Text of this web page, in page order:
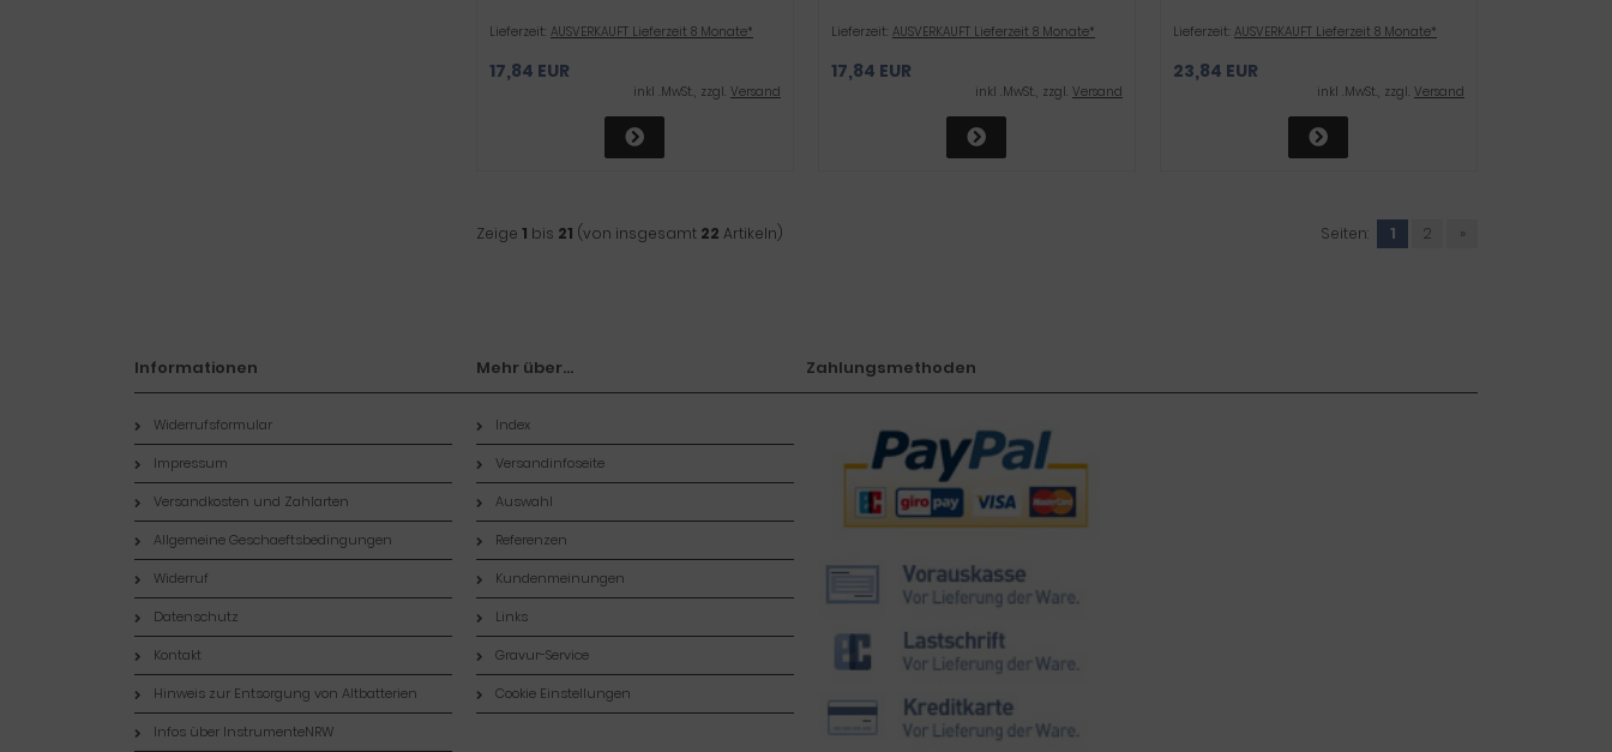
Lieferzeit: AUSVERKAUFT Lieferzeit 8 Monate*
17,84 EUR
inkl .MwSt., zzgl. Versand
Lieferzeit: AUSVERKAUFT Lieferzeit 8 Monate*
17,84 EUR
inkl .MwSt., zzgl. Versand
Lieferzeit: AUSVERKAUFT Lieferzeit 8 Monate*
23,84 EUR
inkl .MwSt., zzgl. Versand
Zeige 1 bis 21 (von insgesamt 22 Artikeln) Seiten: 1 2 »
Informationen
Widerrufsformular
Impressum
Versandkosten und Zahlarten
Allgemeine Geschaeftsbedingungen
Widerruf
Datenschutz
Kontakt
Hinweis zur Entsorgung von Altbatterien
Infos über InstrumenteNRW
Mehr über...
Index
Versandinfoseite
Auswahl
Referenzen
Kundenmeinungen
Links
Gravur-Service
Cookie Einstellungen
Zahlungsmethoden